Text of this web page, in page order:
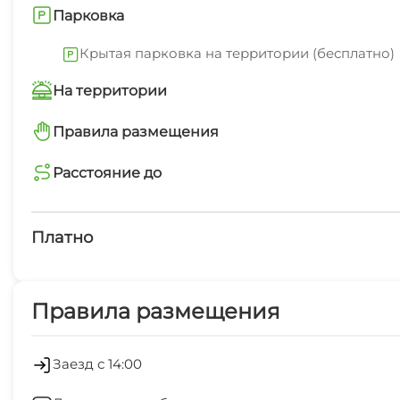
Парковка
Крытая парковка на территории (бесплатно)
На территории
Автостоянка
Маршруты для пеших прогулок
Правила размещения
запрещено курить в помещениях
Расстояние до
магазин
Платно
Зеленый двор
Правила размещения
Заезд с 14:00